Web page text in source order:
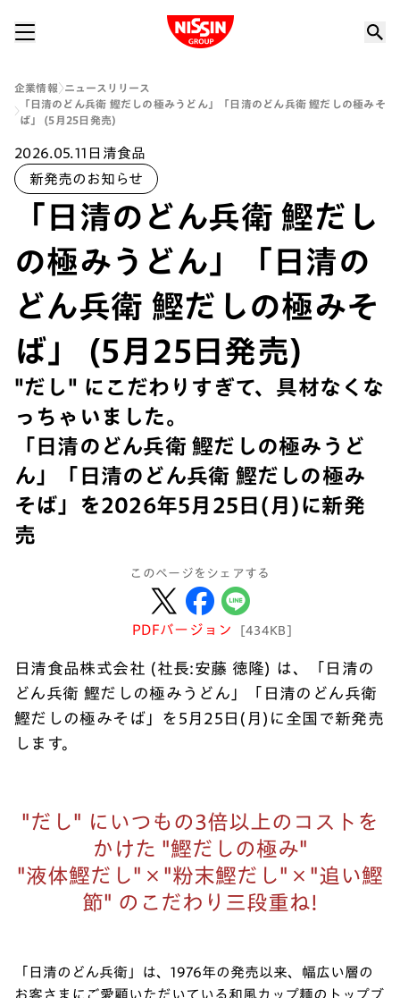
Nissin Group
企業情報
ニュースリリース
「日清のどん兵衛 鰹だしの極みうどん」「日清のどん兵衛 鰹だしの極みそ
ば」 (5月25日発売)
2026.05.11 日清食品
新発売のお知らせ
「日清のどん兵衛 鰹だし
の極みうどん」「日清の
どん兵衛 鰹だしの極みそ
ば」 (5月25日発売)
"だし" にこだわりすぎて、具材なくな
っちゃいました。
「日清のどん兵衛 鰹だしの極みうど
ん」「日清のどん兵衛 鰹だしの極み
そば」を2026年5月25日(月)に新発
売
このページをシェアする
PDFバージョン [434KB]
日清食品株式会社 (社長:安藤 徳隆) は、「日清の
どん兵衛 鰹だしの極みうどん」「日清のどん兵衛
鰹だしの極みそば」を5月25日(月)に全国で新発売
します。
"だし" にいつもの3倍以上のコストを
かけた "鰹だしの極み"
"液体鰹だし"×"粉末鰹だし"×"追い鰹
節" のこだわり三段重ね!
「日清のどん兵衛」は、1976年の発売以来、幅広い層の
お客さまにご愛顧いただいている和風カップ麺のトップブ